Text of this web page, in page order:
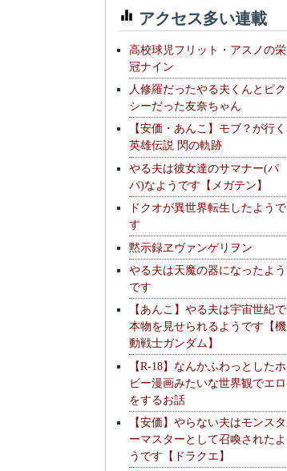
アクセス多い連載
高校球児フリット・アスノの栄
冠ナイン
人修羅だったやる夫くんとピク
シーだった友奈ちゃん
【安価・あんこ】モブ？が行く
英雄伝説 閃の軌跡
やる夫は彼女達のサマナー(パ
パ)なようです【メガテン】
ドクオが異世界転生したようで
す
黙示録ヱヴァンゲリヲン
やる夫は天魔の器になったよう
です
【あんこ】やる夫は宇宙世紀で
本物を見せられるようです【機
動戦士ガンダム】
【R-18】なんかふわっとしたホ
ビー漫画みたいな世界観でエロ
をするお話
【安価】やらない夫はモンスタ
ーマスターとして召喚されたよ
うです【ドラクエ】